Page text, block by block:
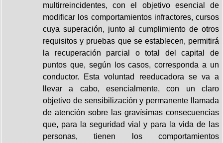
multirreincidentes, con el objetivo esencial de
modificar los comportamientos infractores, cursos
cuya superación, junto al cumplimiento de otros
requisitos y pruebas que se establecen, permitirá
la recuperación parcial o total del capital de
puntos que, según los casos, corresponda a un
conductor. Esta voluntad reeducadora se va a
llevar a cabo, esencialmente, con un claro
objetivo de sensibilización y permanente llamada
de atención sobre las gravísimas consecuencias
que, para la seguridad vial y para la vida de las
personas, tienen los comportamientos